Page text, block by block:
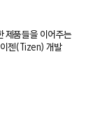
제품들을 이어주는
이젠(Tizen) 개발